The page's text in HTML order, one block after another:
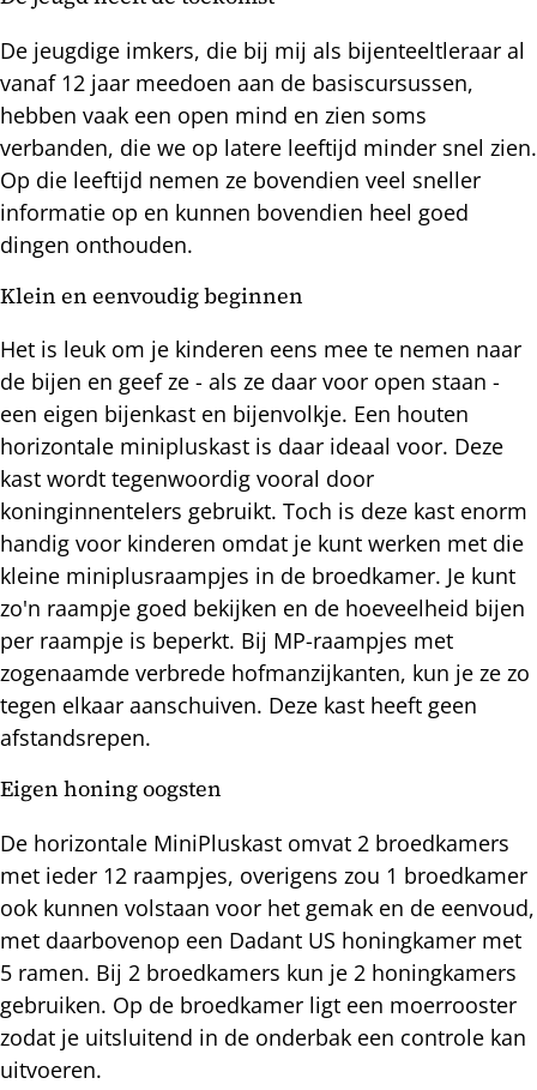
De jeugdige imkers, die bij mij als bijenteeltleraar al
vanaf 12 jaar meedoen aan de basiscursussen,
hebben vaak een open mind en zien soms
verbanden, die we op latere leeftijd minder snel zien.
Op die leeftijd nemen ze bovendien veel sneller
informatie op en kunnen bovendien heel goed
dingen onthouden.
Klein en eenvoudig beginnen
Het is leuk om je kinderen eens mee te nemen naar
de bijen en geef ze - als ze daar voor open staan -
een eigen bijenkast en bijenvolkje. Een houten
horizontale minipluskast is daar ideaal voor. Deze
kast wordt tegenwoordig vooral door
koninginnentelers gebruikt. Toch is deze kast enorm
handig voor kinderen omdat je kunt werken met die
kleine miniplusraampjes in de broedkamer. Je kunt
zo'n raampje goed bekijken en de hoeveelheid bijen
per raampje is beperkt. Bij MP-raampjes met
zogenaamde verbrede hofmanzijkanten, kun je ze zo
tegen elkaar aanschuiven. Deze kast heeft geen
afstandsrepen.
Eigen honing oogsten
De horizontale MiniPluskast omvat 2 broedkamers
met ieder 12 raampjes, overigens zou 1 broedkamer
ook kunnen volstaan voor het gemak en de eenvoud,
met daarbovenop een Dadant US honingkamer met
5 ramen. Bij 2 broedkamers kun je 2 honingkamers
gebruiken. Op de broedkamer ligt een moerrooster
zodat je uitsluitend in de onderbak een controle kan
uitvoeren.